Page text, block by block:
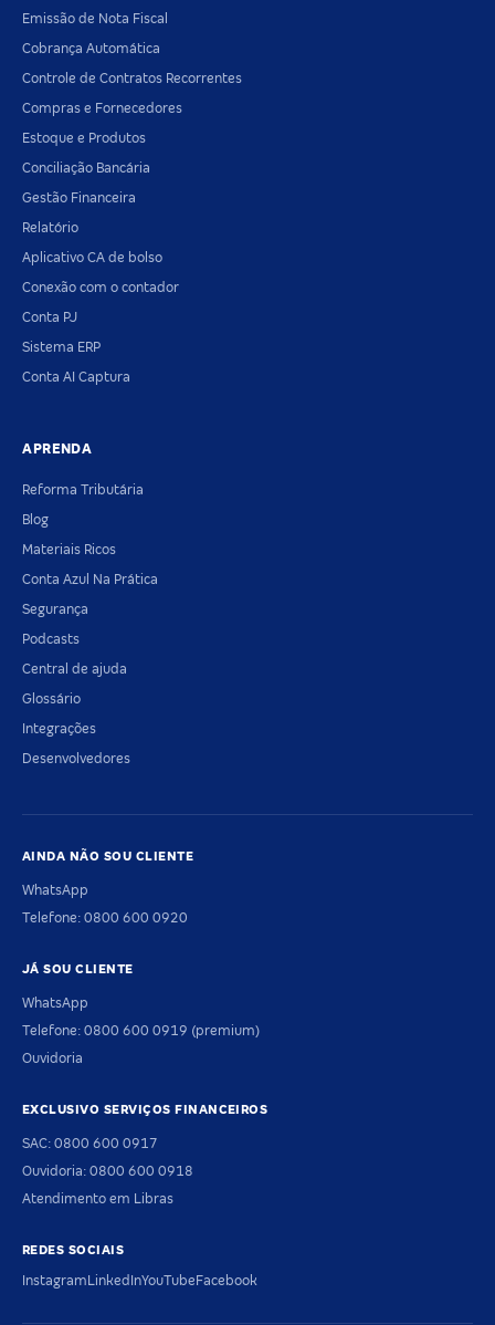
Emissão de Nota Fiscal
Cobrança Automática
Controle de Contratos Recorrentes
Compras e Fornecedores
Estoque e Produtos
Conciliação Bancária
Gestão Financeira
Relatório
Aplicativo CA de bolso
Conexão com o contador
Conta PJ
Sistema ERP
Conta AI Captura
APRENDA
Reforma Tributária
Blog
Materiais Ricos
Conta Azul Na Prática
Segurança
Podcasts
Central de ajuda
Glossário
Integrações
Desenvolvedores
AINDA NÃO SOU CLIENTE
WhatsApp
Telefone: 0800 600 0920
JÁ SOU CLIENTE
WhatsApp
Telefone: 0800 600 0919 (premium)
Ouvidoria
EXCLUSIVO SERVIÇOS FINANCEIROS
SAC: 0800 600 0917
Ouvidoria: 0800 600 0918
Atendimento em Libras
REDES SOCIAIS
InstagramLinkedInYouTubeFacebook